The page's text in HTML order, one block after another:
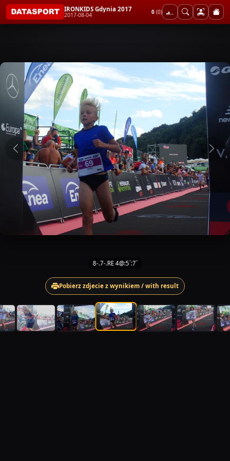
IRONKIDS Gdynia 2017
2017-08-04 0 (0)
8-.7-.RE 4@:5`:7`
Pobierz zdjecie z wynikiem / with result